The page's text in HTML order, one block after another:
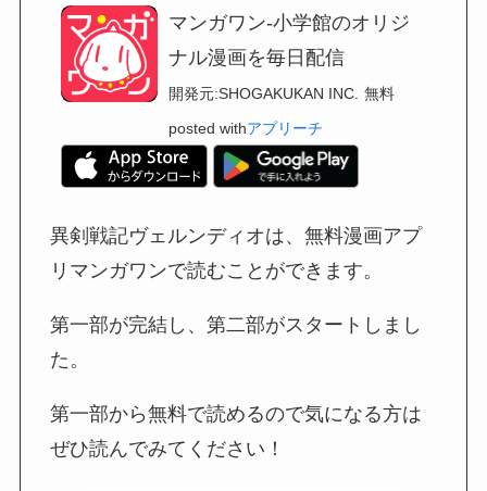
マンガワン-小学館のオリジ
ナル漫画を毎日配信
開発元:SHOGAKUKAN INC. 無料
posted withアプリーチ
異剣戦記ヴェルンディオは、無料漫画アプ
リマンガワンで読むことができます。
第一部が完結し、第二部がスタートしまし
た。
第一部から無料で読めるので気になる方は
ぜひ読んでみてください！